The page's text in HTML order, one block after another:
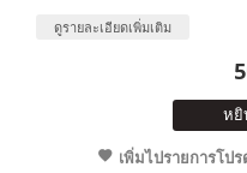
ดูรายละเอียดเพิ่มเติม
หยิ
เพิ่มไปรายการโปร